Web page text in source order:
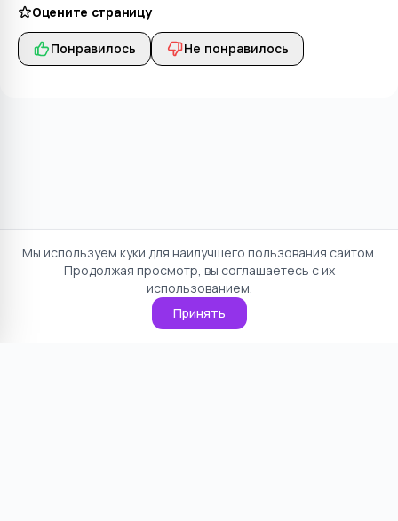
Оцените страницу
Понравилось Не понравилось
Мы используем куки для наилучшего пользования сайтом.
Продолжая просмотр, вы соглашаетесь с их
использованием.
Принять